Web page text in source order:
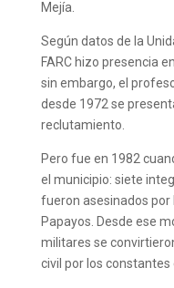
Mejía.
Según datos de la
FARC hizo presencia
sin embargo, el
desde 1972 se
reclutamiento.
Pero fue en 1982
el municipio: siete
fueron asesinados por
Papayos. Desde ese
militares se
civil por los